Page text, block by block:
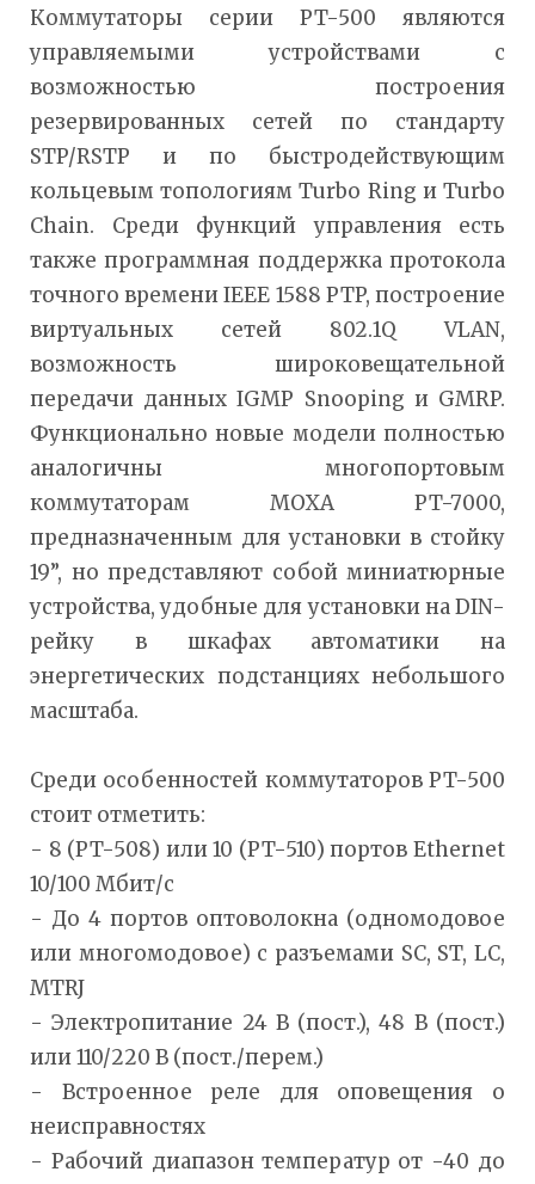
Коммутаторы серии PT-500 являются
управляемыми устройствами с
возможностью построения
резервированных сетей по стандарту
STP/RSTP и по быстродействующим
кольцевым топологиям Turbo Ring и Turbo
Chain. Среди функций управления есть
также программная поддержка протокола
точного времени IEEE 1588 PTP, построение
виртуальных сетей 802.1Q VLAN,
возможность широковещательной
передачи данных IGMP Snooping и GMRP.
Функционально новые модели полностью
аналогичны многопортовым
коммутаторам MOXA PT-7000,
предназначенным для установки в стойку
19”, но представляют собой миниатюрные
устройства, удобные для установки на DIN-
рейку в шкафах автоматики на
энергетических подстанциях небольшого
масштаба.
Среди особенностей коммутаторов PT-500
стоит отметить:
- 8 (PT-508) или 10 (PT-510) портов Ethernet
10/100 Мбит/с
- До 4 портов оптоволокна (одномодовое
или многомодовое) с разъемами SC, ST, LC,
MTRJ
- Электропитание 24 В (пост.), 48 В (пост.)
или 110/220 В (пост./перем.)
- Встроенное реле для оповещения о
неисправностях
- Рабочий диапазон температур от -40 до